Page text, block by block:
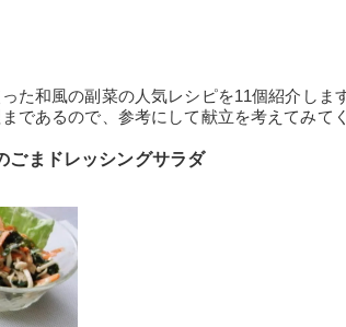
た和風の副菜の人気レシピを11個紹介しま
であるので、参考にして献立を考えてみて
まドレッシングサラダ